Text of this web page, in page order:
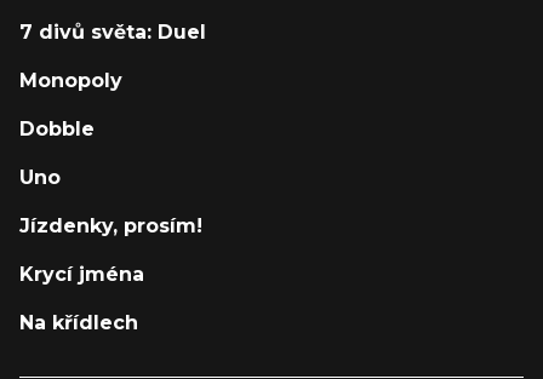
7 divů světa: Duel
Monopoly
Dobble
Uno
Jízdenky, prosím!
Krycí jména
Na křídlech